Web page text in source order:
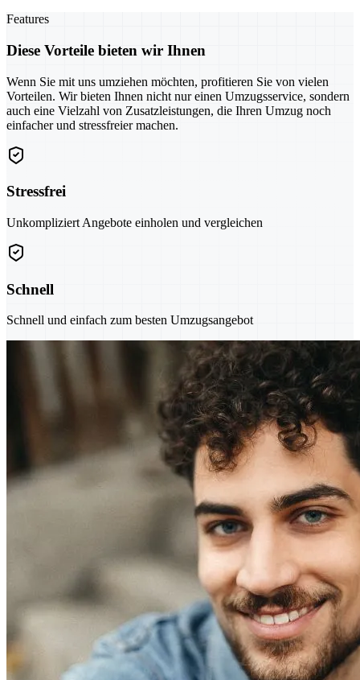
Features
Diese Vorteile bieten wir Ihnen
Wenn Sie mit uns umziehen möchten, profitieren Sie von vielen
Vorteilen. Wir bieten Ihnen nicht nur einen Umzugsservice, sondern
auch eine Vielzahl von Zusatzleistungen, die Ihren Umzug noch
einfacher und stressfreier machen.
Stressfrei
Unkompliziert Angebote einholen und vergleichen
Schnell
Schnell und einfach zum besten Umzugsangebot